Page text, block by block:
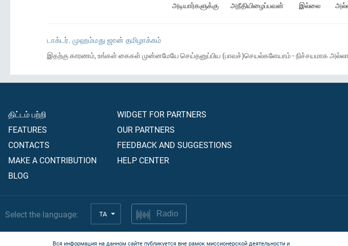
இல்லை
அநீதியிழைப்பவன்
அடியார்களுக்கு
டாக்டர். முஹம்மது ஜான் தமிழாக்கம்
இதற்கு காரணம், உங்கள் கைகள் முன்னமேயே செய்தனுப்பிய (பாவச்)செயல்களேயாம் - நிச்சயமாக
திட்டம் பற்றி
FEATURES
CONTACTS
MAKE A CONTRIBUTION
BLOG
WIDGET FOR PARTNERS
OUR PARTNERS
FEEDBACK AND SUGGESTIONS
HELP CENTER
Select the language: TA Radio
Вся информация на данном сайте публикуется вне рамок миссионерской деятельности и